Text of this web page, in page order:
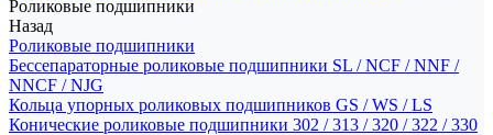
Роликовые подшипники
Назад
Роликовые подшипники
Бессепараторные роликовые подшипники SL / NCF / NNF /
NNCF / NJG
Кольца упорных роликовых подшипников GS / WS / LS
Конические роликовые подшипники 302 / 313 / 320 / 322 / 330